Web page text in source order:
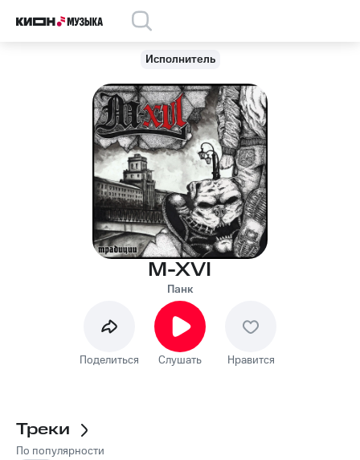
Исполнитель
M-XVI
Панк
Поделиться Слушать Нравится
Треки
По популярности